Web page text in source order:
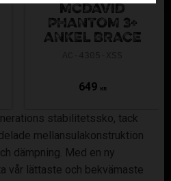
MCDAVID
PHANTOM 3+
ANKEL BRACE
649 KR
stabilitetssko, tack
mellansulakonstruktion
dämpning. Med en ny
vår lättaste och bekvämaste